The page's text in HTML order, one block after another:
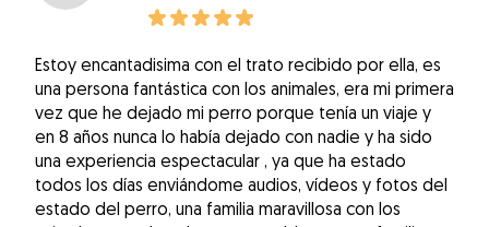
Estoy encantadisima con el trato recibido por ella, es
una persona fantástica con los animales, era mi primera
vez que he dejado mi perro porque tenía un viaje y
en 8 años nunca lo había dejado con nadie y ha sido
una experiencia espectacular , ya que ha estado
todos los días enviándome audios, vídeos y fotos del
estado del perro, una familia maravillosa con los